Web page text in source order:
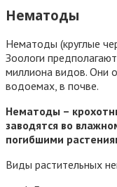
Нематоды
Нематоды (круглые
Зоологи
миллиона видов. Они
водоемах, в почве.
Нематоды –
заводятся во
погибшими
Виды растительных